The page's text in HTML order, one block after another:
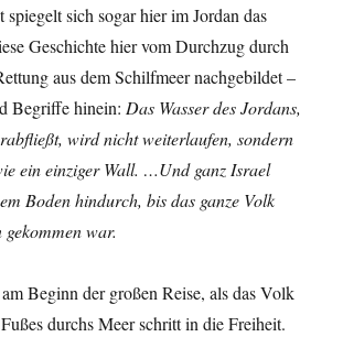
spiegelt sich sogar hier im Jordan das
Geschichte hier vom Durchzug durch
aus dem Schilfmeer nachgebildet –
Begriffe hinein:Das Wasser des Jordans,
wird nicht weiterlaufen, sondern
ein einziger Wall. …Und ganz Israel
Boden hindurch, bis das ganze Volk
war.
Beginn der großen Reise, als das Volk
durchs Meer schritt in die Freiheit.